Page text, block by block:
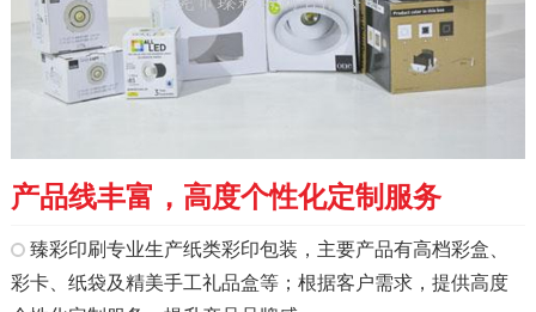
产品线丰富，高度个性化定制服务
臻彩印刷专业生产纸类彩印包装，主要产品有高档彩盒、
彩卡、纸袋及精美手工礼品盒等；根据客户需求，提供高度